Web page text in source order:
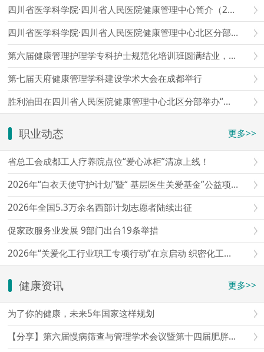
四川省医学科学院·四川省人民医院健康管理中心简介（2026）
四川省医学科学院·四川省人民医院健康管理中心北区分部简介
第六届健康管理护理学专科护士规范化培训班圆满结业，第七届报名通道开启
第七届天府健康管理学科建设学术大会在成都举行
胜利油田在四川省人民医院健康管理中心北区分部举办“爱心护航老石油”健康查体座谈会
职业动态 更多>>
省总工会成都工人疗养院点位“爱心冰柜”清凉上线！
2026年“白衣天使守护计划”暨“ 基层医生关爱基金”公益项目启动仪式在京举行
2026年全国5.3万余名西部计划志愿者陆续出征
促家政服务业发展 9部门出台19条举措
2026年“关爱化工行业职工专项行动”在京启动 织密化工行业职工权益维护“防护网”
健康资讯 更多>>
为了你的健康，未来5年国家这样规划
【分享】第六届慢病筛查与管理学术会议暨第十四届肥胖与体重管理学术会议暨第四届星海论健